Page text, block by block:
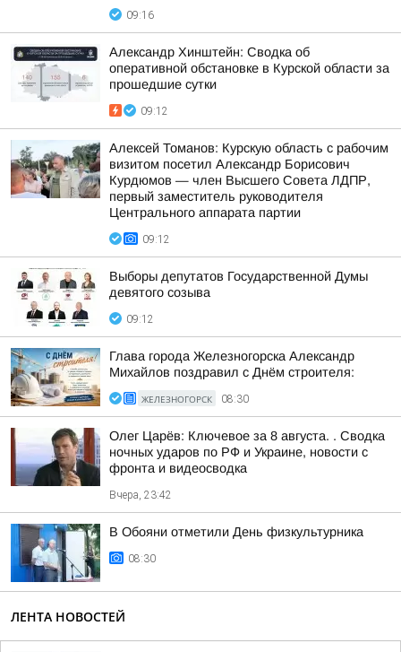
09:16
Александр Хинштейн: Сводка об
оперативной обстановке в Курской области за
прошедшие сутки
09:12
Алексей Томанов: Курскую область с рабочим
визитом посетил Александр Борисович
Курдюмов — член Высшего Совета ЛДПР,
первый заместитель руководителя
Центрального аппарата партии
09:12
Выборы депутатов Государственной Думы
девятого созыва
09:12
Глава города Железногорска Александр
Михайлов поздравил с Днём строителя:
ЖЕЛЕЗНОГОРСК 08:30
Олег Царёв: Ключевое за 8 августа. . Сводка
ночных ударов по РФ и Украине, новости с
фронта и видеосводка
Вчера, 23:42
В Обояни отметили День физкультурника
08:30
ЛЕНТА НОВОСТЕЙ